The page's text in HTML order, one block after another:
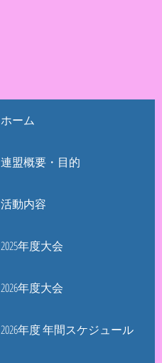
ホーム
連盟概要・目的
活動内容
2025年度大会
2026年度大会
2026年度 年間スケジュール